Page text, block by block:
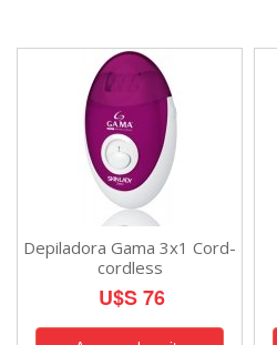
Depiladora Gama 3x1 Cord-
cordless
U$S 76